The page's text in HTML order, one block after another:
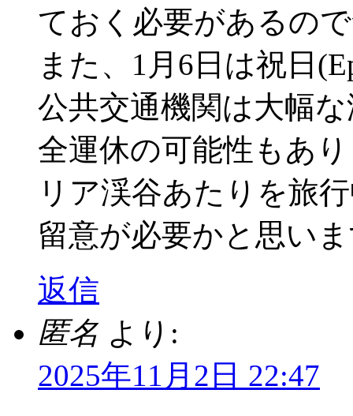
ておく必要があるの
また、1月6日は祝日
公共交通機関は大幅
全運休の可能性もあ
リア渓谷あたりを旅
留意が必要かと思い
返信
匿名 より:
2025年11月2日 22:47